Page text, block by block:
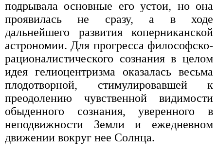
подрывала основные его устои, но она
проявилась не сразу, а в ходе
дальнейшего развития коперниканской
астрономии. Для прогресса философско-
рационалистического сознания в целом
идея гелиоцентризма оказалась весьма
плодотворной, стимулировавшей к
преодолению чувственной видимости
обыденного сознания, уверенного в
неподвижности Земли и ежедневном
движении вокруг нее Солнца.